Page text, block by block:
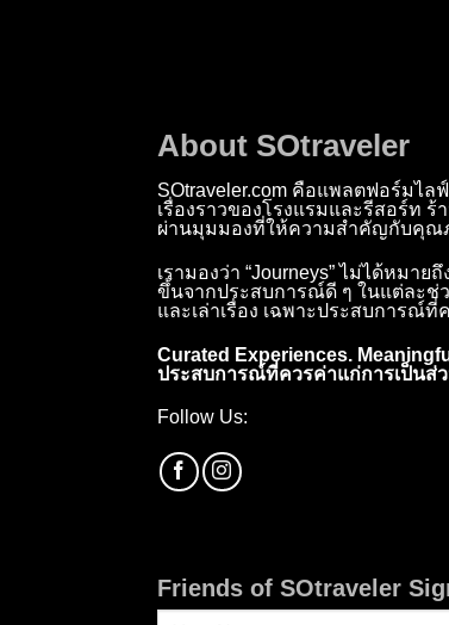
About SOtraveler
SOtraveler.com คือแพลตฟอร์มไ
เรื่องราวของโรงแรมและรีสอร์ท
ผ่านมุมมองที่ให้ความสำคัญกับคุณ
เรามองว่า “Journeys” ไม่ได้หมา
ขึ้นจากประสบการณ์ดี ๆ ในแต่ละช่ว
และเล่าเรื่อง เฉพาะประสบการณ์
Curated Experiences.
ประสบการณ์ที่ควรค่าแก่การเป็นส่
Follow Us:
Friends of SOtraveler